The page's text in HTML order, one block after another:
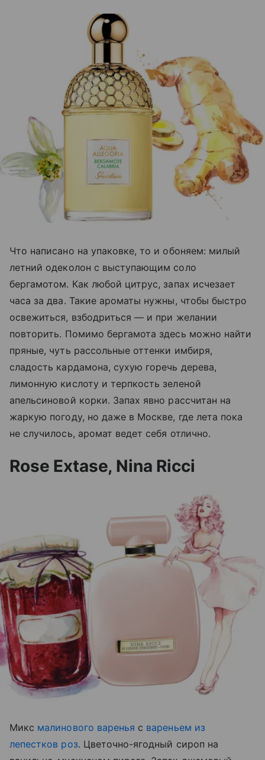
Что написано на упаковке, то и обоняем: милый
летний одеколон с выступающим соло
бергамотом. Как любой цитрус, запах исчезает
часа за два. Такие ароматы нужны, чтобы быстро
освежиться, взбодриться — и при желании
повторить. Помимо бергамота здесь можно найти
пряные, чуть рассольные оттенки имбиря,
сладость кардамона, сухую горечь дерева,
лимонную кислоту и терпкость зеленой
апельсиновой корки. Запах явно рассчитан на
жаркую погоду, но даже в Москве, где лета пока
не случилось, аромат ведет себя отлично.
Rose Extase, Nina Ricci
Микс малинового варенья с вареньем из
лепестков роз. Цветочно-ягодный сироп на